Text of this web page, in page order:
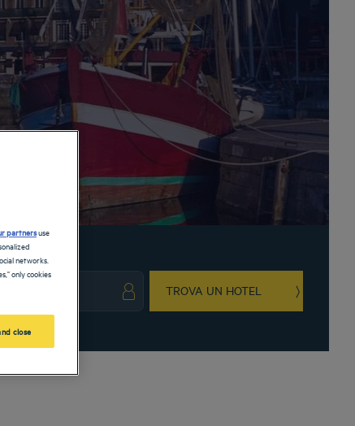
to get the keyboard shortcuts for changing dates.
date. Press the question mark key to get the keyboard shortcuts for changing
TROVA UN HOTEL
partnersuse
networks.
only cookies
close